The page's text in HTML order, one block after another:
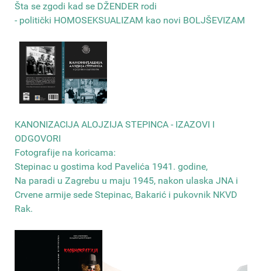
Šta se zgodi kad se DŽENDER rodi
- politički HOMOSEKSUALIZAM kao novi BOLJŠEVIZAM
КANONIZACIJA ALOJZIJA STEPINCA - IZAZOVI I
ODGOVORI
Fotografije na koricama:
Stepinac u gostima kod Pavelića 1941. godine,
Na paradi u Zagrebu u maju 1945, nakon ulaska JNA i
Crvene armije sede Stepinac, Bakarić i pukovnik NKVD
Rak.